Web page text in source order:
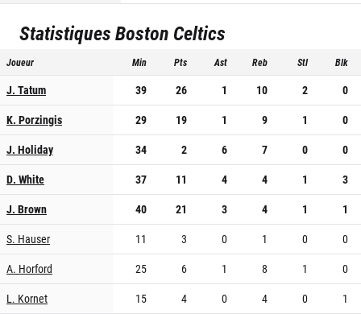
StatistiquesBoston Celtics
Joueur Min Pts Ast Reb Stl Blk
J. Tatum 39 26 1 10 2
0
K. Porzingis
29 19 1 9 1
0
J. Holiday
34 2 6 7 0
0
D. White
37 11 4 4 1
3
J. Brown
40 21 3 4 1
1
S. Hauser
11 3 0 1 0
0
A. Horford
25 6 1 8 1
0
L. Kornet
15 4 0 4 0
1